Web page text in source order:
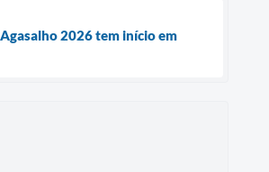
2026 tem início em